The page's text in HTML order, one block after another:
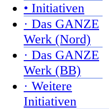
• Initiativen
· Das GANZE
Werk (Nord)
· Das GANZE
Werk (BB)
· Weitere
Initiativen